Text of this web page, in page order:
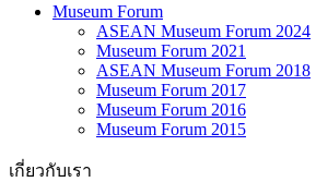
Museum Forum
ASEAN Museum Forum 2024
Museum Forum 2021
ASEAN Museum Forum 2018
Museum Forum 2017
Museum Forum 2016
Museum Forum 2015
เกี่ยวกับเรา